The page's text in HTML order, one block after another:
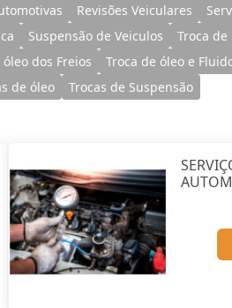
Revisões Veiculares
Suspensão de Veiculos
Troca
dos Freios Troca de óleo e
de óleo Trocas de Suspensão